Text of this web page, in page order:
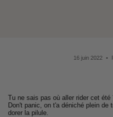
16 juin 2022
Tu ne sais pas où aller rider cet été
Don't panic, on t'a déniché plein
dorer la pilule.